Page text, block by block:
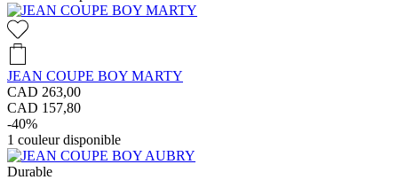
JEAN COUPE BOY MARTY
CAD 263,00
CAD 157,80
-40%
1 couleur disponible
Durable